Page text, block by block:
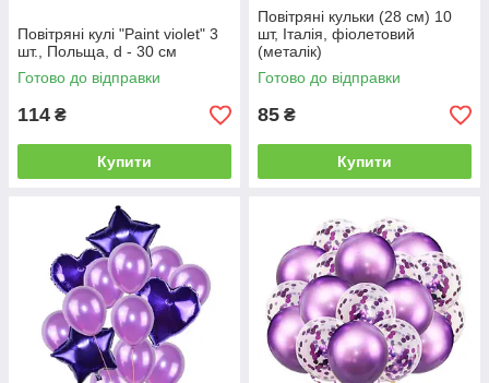
Повітряні кулі "Paint violet" 3
шт., Польща, d - 30 см
Готово до відправки
114 ₴
Купити
Повітряні кульки (28 см) 10
шт, Італія, фіолетовий
(металік)
Готово до відправки
85 ₴
Купити